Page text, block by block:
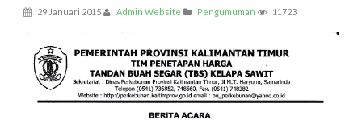
29 Januari 2015 Admin Website Pengumuman 11723